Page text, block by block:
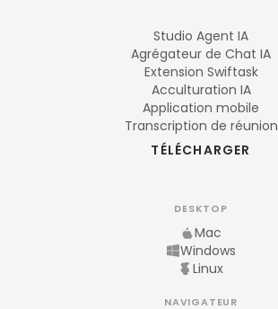
Studio Agent IA
Agrégateur de Chat IA
Extension Swiftask
Acculturation IA
Application mobile
Transcription de réunion
TÉLÉCHARGER
DESKTOP
Mac
Windows
Linux
NAVIGATEUR